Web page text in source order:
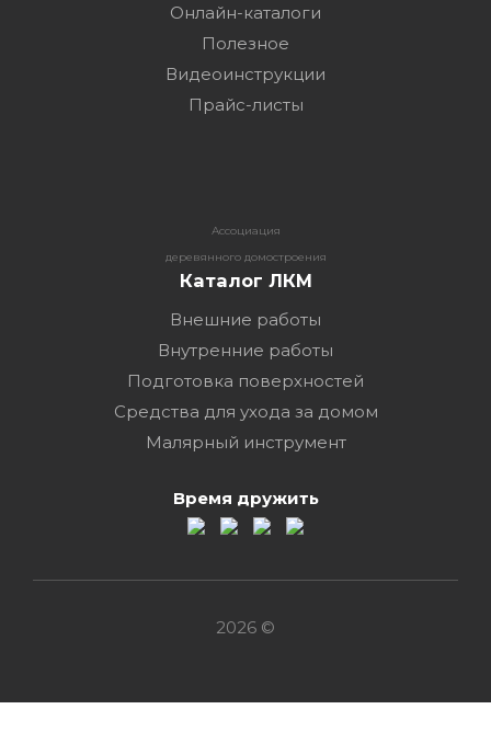
Онлайн-каталоги
Полезное
Видеоинструкции
Прайс-листы
Ассоциация
деревянного домостроения
Каталог ЛКМ
Внешние работы
Внутренние работы
Подготовка поверхностей
Средства для ухода за домом
Малярный инструмент
Время дружить
2026 ©